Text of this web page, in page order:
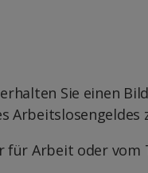
Sie einen
Arbeitslosengeldes
Arbeit oder